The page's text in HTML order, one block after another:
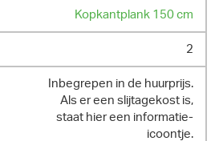
Kopkantplank 150 cm
2
Inbegrepen in de huurprijs.
Als er een slijtagekost is,
staat hier een informatie-
icoontje.